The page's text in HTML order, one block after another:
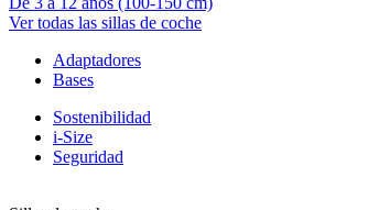
Ver todas las sillas de coche
Adaptadores
Bases
Sostenibilidad
i-Size
Seguridad